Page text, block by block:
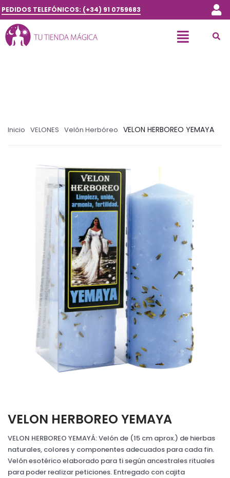
PEDIDOS TELEFÓNICOS: (+34) 91 0759683
Inicio VELONES Velón Herbóreo VELON HERBOREO YEMAYA
VELON HERBOREO YEMAYA
VELON HERBOREO YEMAYÁ: Velón de (15 cm aprox.) de hierbas
naturales, colores y componentes adecuados para cada fin.
Velón esotérico elaborado para ti según ancestrales rituales
para poder realizar peticiones. Entregado con cajita